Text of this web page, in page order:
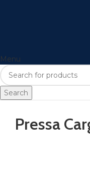
Menu
Search
Pressa